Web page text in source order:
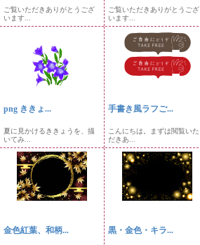
ご覧いただきありがとうござ
います...
ご覧いただきありがとうござ
います...
png ききょ...
夏に見かけるききょうを、描
いてみ...
手書き風ラフご...
こんにちは。まずは閲覧いた
だきあ...
金色紅葉、和柄... 黒・金色・キラ...